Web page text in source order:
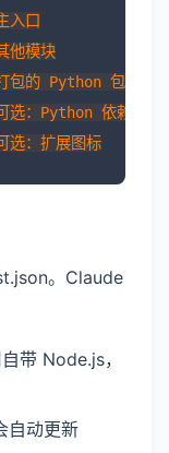
口
模块
Python 包
Python 依赖列表
。Claude
带 Node.js，
自动更新